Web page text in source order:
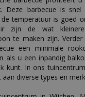
Deze barbecue is
de temperatuur is goed
zijn de wat
te maken zijn.
een minimale
als u een inpandig
kunt. In ons
diverse types en